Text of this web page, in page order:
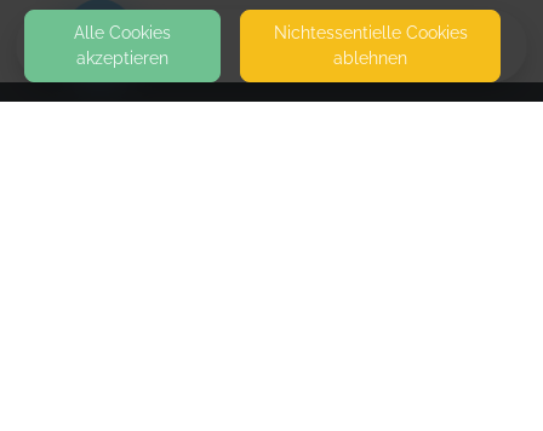
HOME
Alle Cookies
akzeptieren
Nicht­essentielle Cookies
ablehnen